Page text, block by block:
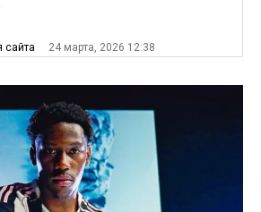
сайта 24 марта, 2026 12:38